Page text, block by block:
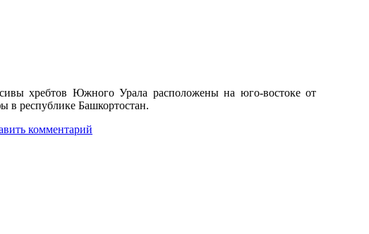
хребтов Южного Урала расположены на юго-востоке от
в республике Башкортостан.
комментарий